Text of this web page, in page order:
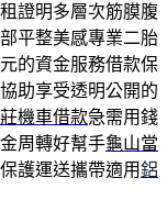
證明多層次筋膜腹
平整美感專業二胎
的資金服務借款保
協助享受透明公開的
機車借款急需用錢
周轉好幫手龜山當
護運送攜帶適用鋁